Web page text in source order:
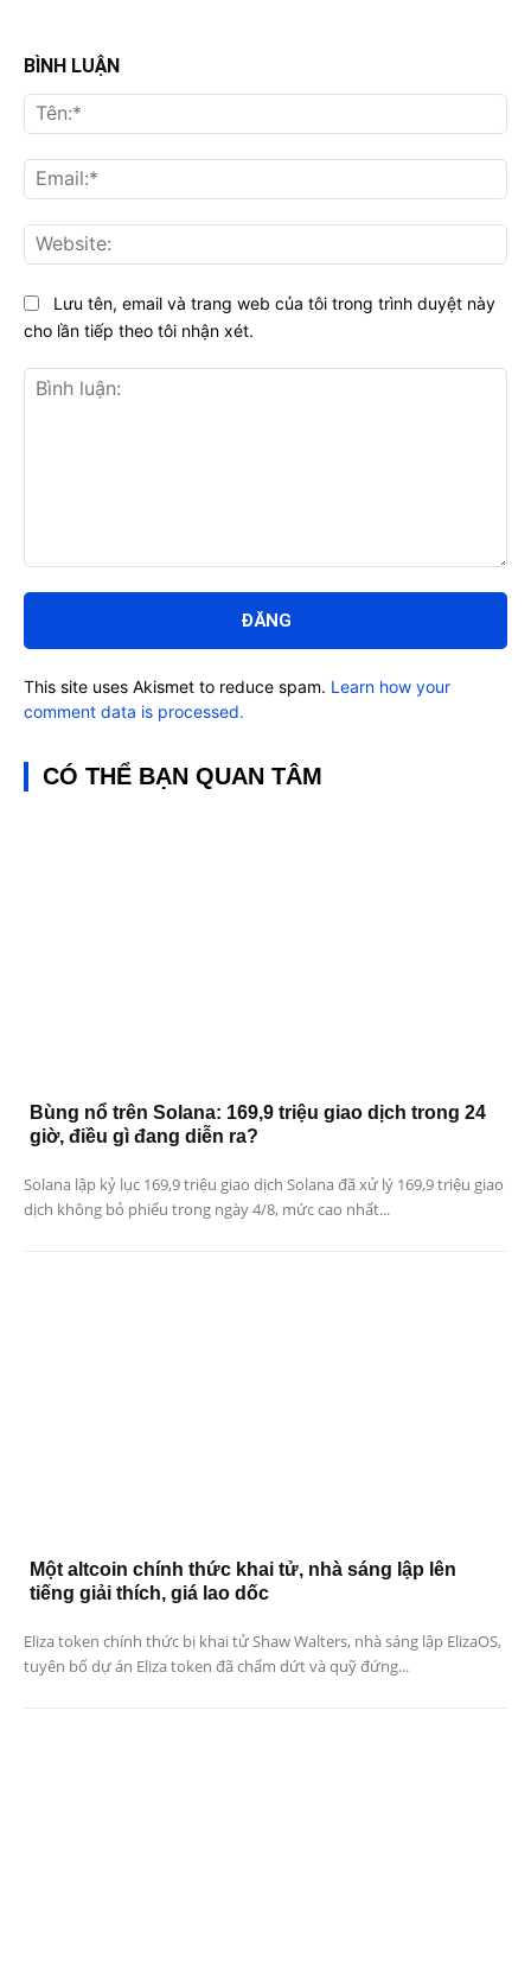
BÌNH LUẬN
luận:
Lưu tên, email và trang web của tôi trong trình duyệt này
cho lần tiếp theo tôi nhận xét.
This site uses Akismet to reduce spam. Learn how your
comment data is processed.
CÓ THỂ BẠN QUAN TÂM
Bùng nổ trên Solana: 169,9 triệu giao dịch trong 24
giờ, điều gì đang diễn ra?
Solana lập kỷ lục 169,9 triệu giao dịch Solana đã xử lý 169,9 triệu giao
dịch không bỏ phiếu trong ngày 4/8, mức cao nhất...
Một altcoin chính thức khai tử, nhà sáng lập lên
tiếng giải thích, giá lao dốc
Eliza token chính thức bị khai tử Shaw Walters, nhà sáng lập ElizaOS,
tuyên bố dự án Eliza token đã chấm dứt và quỹ đứng...